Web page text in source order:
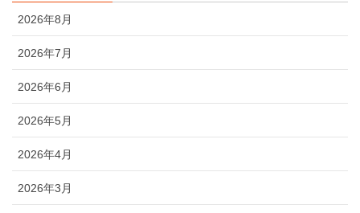
2026年8月
2026年7月
2026年6月
2026年5月
2026年4月
2026年3月